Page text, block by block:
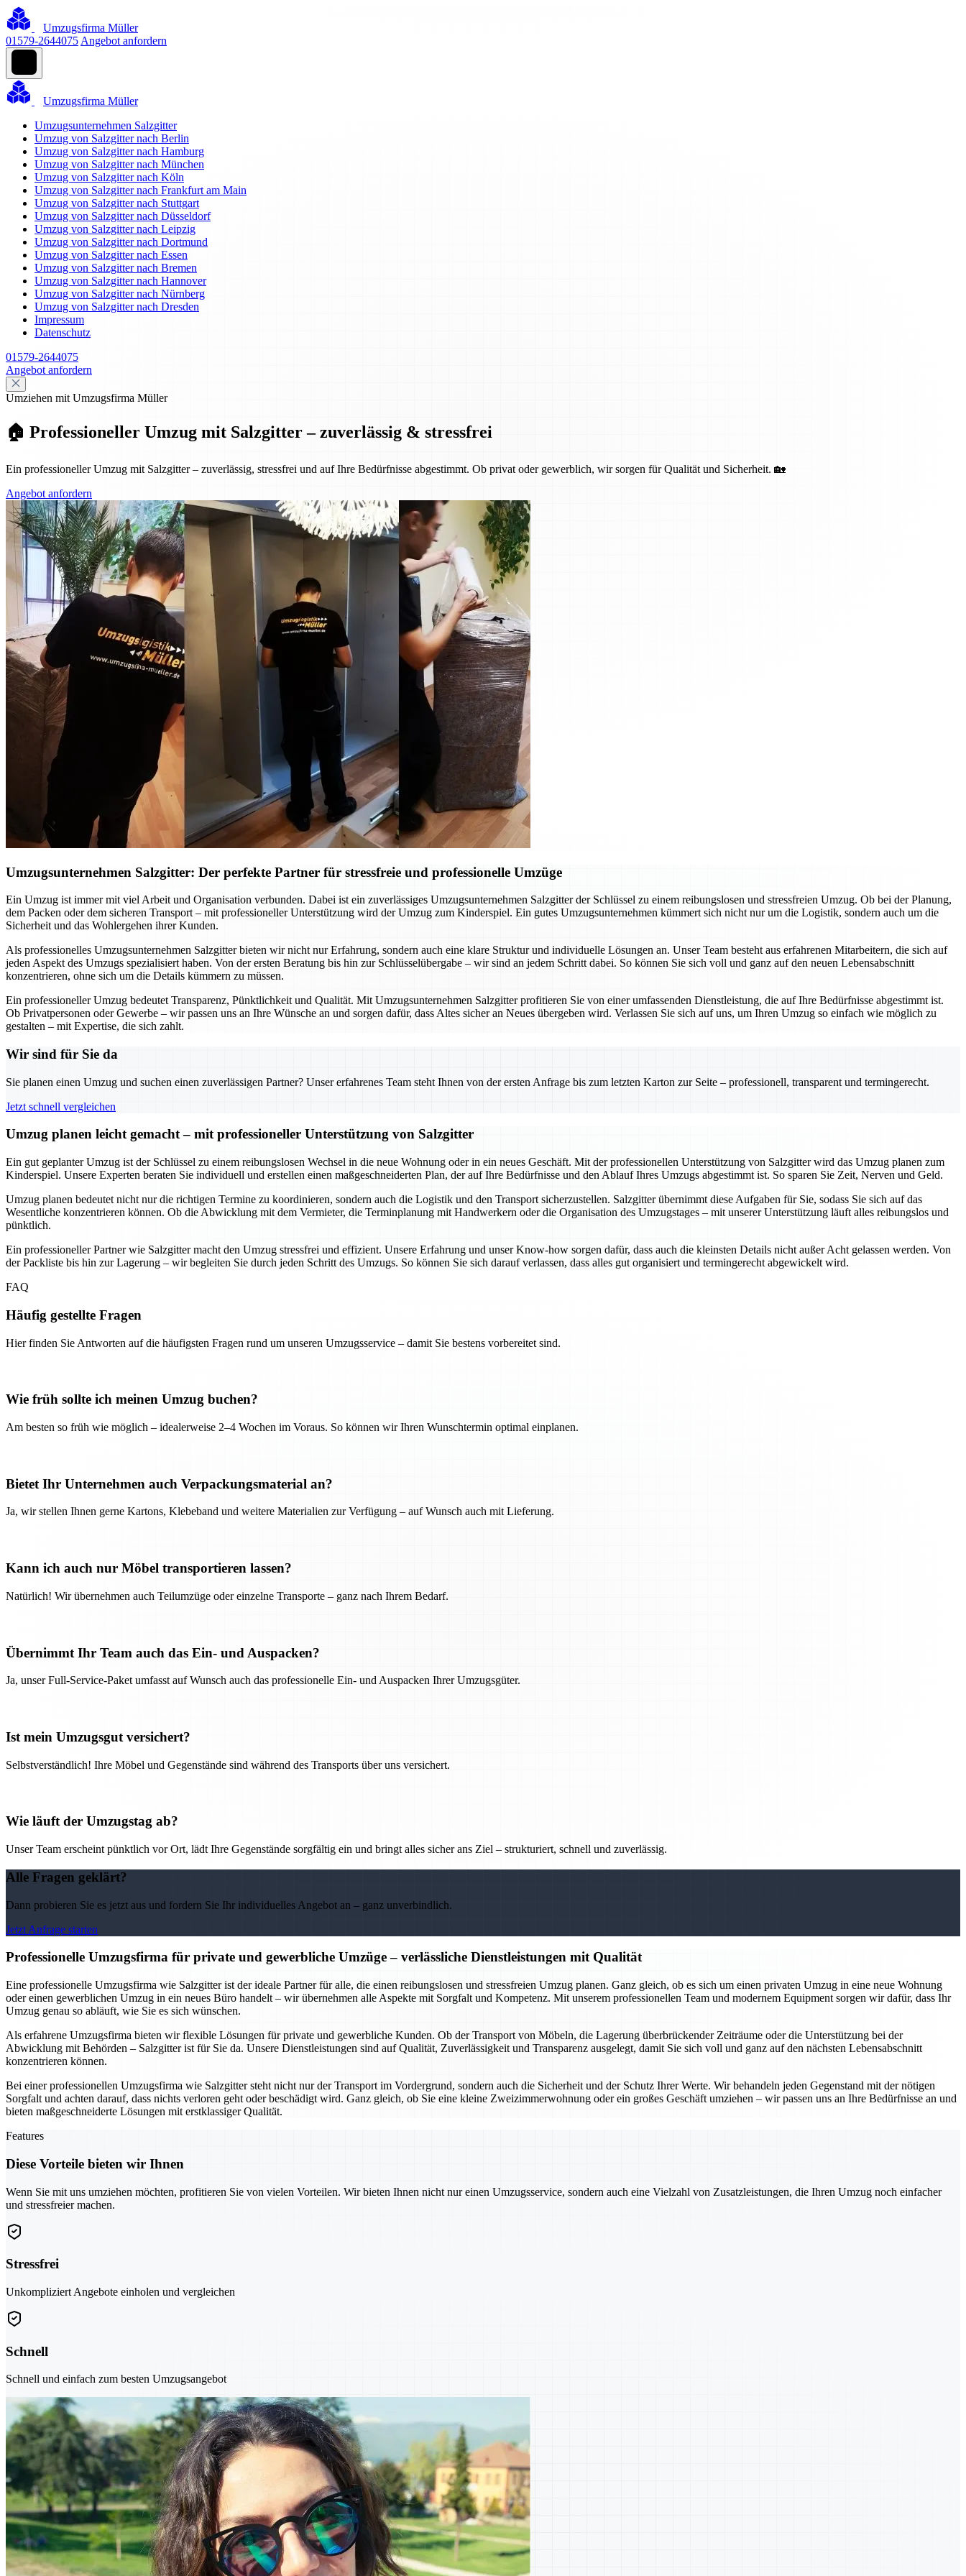
Umzugsfirma Müller
01579-2644075 Angebot anfordern
Umzugsfirma Müller
Umzugsunternehmen Salzgitter
Umzug von Salzgitter nach Berlin
Umzug von Salzgitter nach Hamburg
Umzug von Salzgitter nach München
Umzug von Salzgitter nach Köln
Umzug von Salzgitter nach Frankfurt am Main
Umzug von Salzgitter nach Stuttgart
Umzug von Salzgitter nach Düsseldorf
Umzug von Salzgitter nach Leipzig
Umzug von Salzgitter nach Dortmund
Umzug von Salzgitter nach Essen
Umzug von Salzgitter nach Bremen
Umzug von Salzgitter nach Hannover
Umzug von Salzgitter nach Nürnberg
Umzug von Salzgitter nach Dresden
Impressum
Datenschutz
01579-2644075
Angebot anfordern
Umziehen mit Umzugsfirma Müller
🏠 Professioneller Umzug mit Salzgitter – zuverlässig & stressfrei
Ein professioneller Umzug mit Salzgitter – zuverlässig, stressfrei und auf Ihre Bedürfnisse abgestimmt. Ob privat oder gewerblich, wir sorgen für Qualität und Sicherheit. 🏡
Angebot anfordern
Umzugsunternehmen Salzgitter: Der perfekte Partner für stressfreie und professionelle Umzüge
Ein Umzug ist immer mit viel Arbeit und Organisation verbunden. Dabei ist ein zuverlässiges Umzugsunternehmen Salzgitter der Schlüssel zu einem reibungslosen und stressfreien Umzug. Ob bei der Planung,
dem Packen oder dem sicheren Transport – mit professioneller Unterstützung wird der Umzug zum Kinderspiel. Ein gutes Umzugsunternehmen kümmert sich nicht nur um die Logistik, sondern auch um die
Sicherheit und das Wohlergehen ihrer Kunden.
Als professionelles Umzugsunternehmen Salzgitter bieten wir nicht nur Erfahrung, sondern auch eine klare Struktur und individuelle Lösungen an. Unser Team besteht aus erfahrenen Mitarbeitern, die sich auf
jeden Aspekt des Umzugs spezialisiert haben. Von der ersten Beratung bis hin zur Schlüsselübergabe – wir sind an jedem Schritt dabei. So können Sie sich voll und ganz auf den neuen Lebensabschnitt
konzentrieren, ohne sich um die Details kümmern zu müssen.
Ein professioneller Umzug bedeutet Transparenz, Pünktlichkeit und Qualität. Mit Umzugsunternehmen Salzgitter profitieren Sie von einer umfassenden Dienstleistung, die auf Ihre Bedürfnisse abgestimmt ist.
Ob Privatpersonen oder Gewerbe – wir passen uns an Ihre Wünsche an und sorgen dafür, dass Altes sicher an Neues übergeben wird. Verlassen Sie sich auf uns, um Ihren Umzug so einfach wie möglich zu
gestalten – mit Expertise, die sich zahlt.
Wir sind für Sie da
Sie planen einen Umzug und suchen einen zuverlässigen Partner? Unser erfahrenes Team steht Ihnen von der ersten Anfrage bis zum letzten Karton zur Seite – professionell, transparent und termingerecht.
Jetzt schnell vergleichen
Umzug planen leicht gemacht – mit professioneller Unterstützung von Salzgitter
Ein gut geplanter Umzug ist der Schlüssel zu einem reibungslosen Wechsel in die neue Wohnung oder in ein neues Geschäft. Mit der professionellen Unterstützung von Salzgitter wird das Umzug planen zum
Kinderspiel. Unsere Experten beraten Sie individuell und erstellen einen maßgeschneiderten Plan, der auf Ihre Bedürfnisse und den Ablauf Ihres Umzugs abgestimmt ist. So sparen Sie Zeit, Nerven und Geld.
Umzug planen bedeutet nicht nur die richtigen Termine zu koordinieren, sondern auch die Logistik und den Transport sicherzustellen. Salzgitter übernimmt diese Aufgaben für Sie, sodass Sie sich auf das
Wesentliche konzentrieren können. Ob die Abwicklung mit dem Vermieter, die Terminplanung mit Handwerkern oder die Organisation des Umzugstages – mit unserer Unterstützung läuft alles reibungslos und
pünktlich.
Ein professioneller Partner wie Salzgitter macht den Umzug stressfrei und effizient. Unsere Erfahrung und unser Know-how sorgen dafür, dass auch die kleinsten Details nicht außer Acht gelassen werden. Von
der Packliste bis hin zur Lagerung – wir begleiten Sie durch jeden Schritt des Umzugs. So können Sie sich darauf verlassen, dass alles gut organisiert und termingerecht abgewickelt wird.
FAQ
Häufig gestellte Fragen
Hier finden Sie Antworten auf die häufigsten Fragen rund um unseren Umzugsservice – damit Sie bestens vorbereitet sind.
Wie früh sollte ich meinen Umzug buchen?
Am besten so früh wie möglich – idealerweise 2–4 Wochen im Voraus. So können wir Ihren Wunschtermin optimal einplanen.
Bietet Ihr Unternehmen auch Verpackungsmaterial an?
Ja, wir stellen Ihnen gerne Kartons, Klebeband und weitere Materialien zur Verfügung – auf Wunsch auch mit Lieferung.
Kann ich auch nur Möbel transportieren lassen?
Natürlich! Wir übernehmen auch Teilumzüge oder einzelne Transporte – ganz nach Ihrem Bedarf.
Übernimmt Ihr Team auch das Ein- und Auspacken?
Ja, unser Full-Service-Paket umfasst auf Wunsch auch das professionelle Ein- und Auspacken Ihrer Umzugsgüter.
Ist mein Umzugsgut versichert?
Selbstverständlich! Ihre Möbel und Gegenstände sind während des Transports über uns versichert.
Wie läuft der Umzugstag ab?
Unser Team erscheint pünktlich vor Ort, lädt Ihre Gegenstände sorgfältig ein und bringt alles sicher ans Ziel – strukturiert, schnell und zuverlässig.
Alle Fragen geklärt?
Dann probieren Sie es jetzt aus und fordern Sie Ihr individuelles Angebot an – ganz unverbindlich.
Jetzt Anfrage starten
Professionelle Umzugsfirma für private und gewerbliche Umzüge – verlässliche Dienstleistungen mit Qualität
Eine professionelle Umzugsfirma wie Salzgitter ist der ideale Partner für alle, die einen reibungslosen und stressfreien Umzug planen. Ganz gleich, ob es sich um einen privaten Umzug in eine neue Wohnung
oder einen gewerblichen Umzug in ein neues Büro handelt – wir übernehmen alle Aspekte mit Sorgfalt und Kompetenz. Mit unserem professionellen Team und modernem Equipment sorgen wir dafür, dass Ihr
Umzug genau so abläuft, wie Sie es sich wünschen.
Als erfahrene Umzugsfirma bieten wir flexible Lösungen für private und gewerbliche Kunden. Ob der Transport von Möbeln, die Lagerung überbrückender Zeiträume oder die Unterstützung bei der
Abwicklung mit Behörden – Salzgitter ist für Sie da. Unsere Dienstleistungen sind auf Qualität, Zuverlässigkeit und Transparenz ausgelegt, damit Sie sich voll und ganz auf den nächsten Lebensabschnitt
konzentrieren können.
Bei einer professionellen Umzugsfirma wie Salzgitter steht nicht nur der Transport im Vordergrund, sondern auch die Sicherheit und der Schutz Ihrer Werte. Wir behandeln jeden Gegenstand mit der nötigen
Sorgfalt und achten darauf, dass nichts verloren geht oder beschädigt wird. Ganz gleich, ob Sie eine kleine Zweizimmerwohnung oder ein großes Geschäft umziehen – wir passen uns an Ihre Bedürfnisse an und
bieten maßgeschneiderte Lösungen mit erstklassiger Qualität.
Features
Diese Vorteile bieten wir Ihnen
Wenn Sie mit uns umziehen möchten, profitieren Sie von vielen Vorteilen. Wir bieten Ihnen nicht nur einen Umzugsservice, sondern auch eine Vielzahl von Zusatzleistungen, die Ihren Umzug noch einfacher
und stressfreier machen.
Stressfrei
Unkompliziert Angebote einholen und vergleichen
Schnell
Schnell und einfach zum besten Umzugsangebot